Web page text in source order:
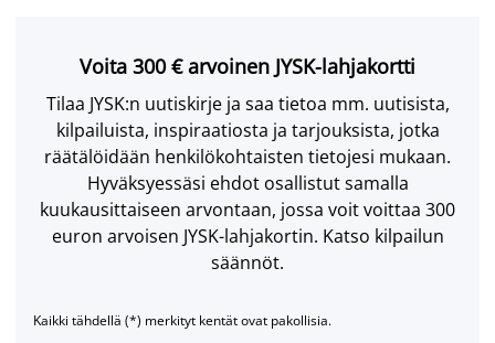
Voita 300 € arvoinen JYSK-lahjakortti
Tilaa JYSK:n uutiskirje ja saa tietoa mm. uutisista,
kilpailuista, inspiraatiosta ja tarjouksista, jotka
räätälöidään henkilökohtaisten tietojesi mukaan.
Hyväksyessäsi ehdot osallistut samalla
kuukausittaiseen arvontaan, jossa voit voittaa 300
euron arvoisen JYSK-lahjakortin. Katso kilpailun
säännöt.
Kaikki tähdellä (*) merkityt kentät ovat pakollisia.